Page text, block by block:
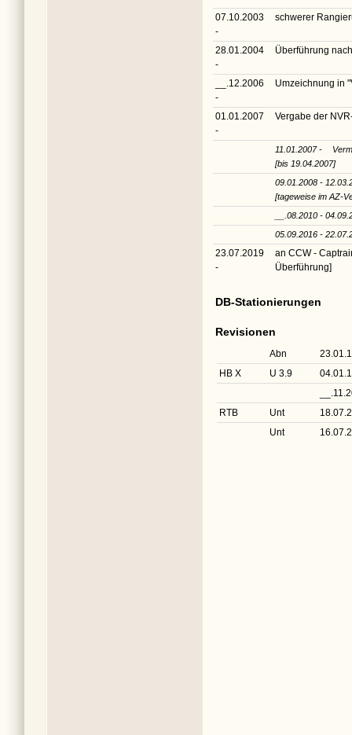
07.10.2003
-
schwerer
28.01.2004
-
Überführung
__.12.2006
-
Umzeichnung in
01.01.2007
-
Vergabe der
11.01.2007 -
[bis 19.04.2007]
09.01.2008 -
[tageweise im AZ-
__.08.2010 -
05.09.2016 -
23.07.2019
-
an CCW -
Überführung]
DB-Stationierungen
Revisionen
Abn
HB X
U 3.9
RTB
Unt
Unt